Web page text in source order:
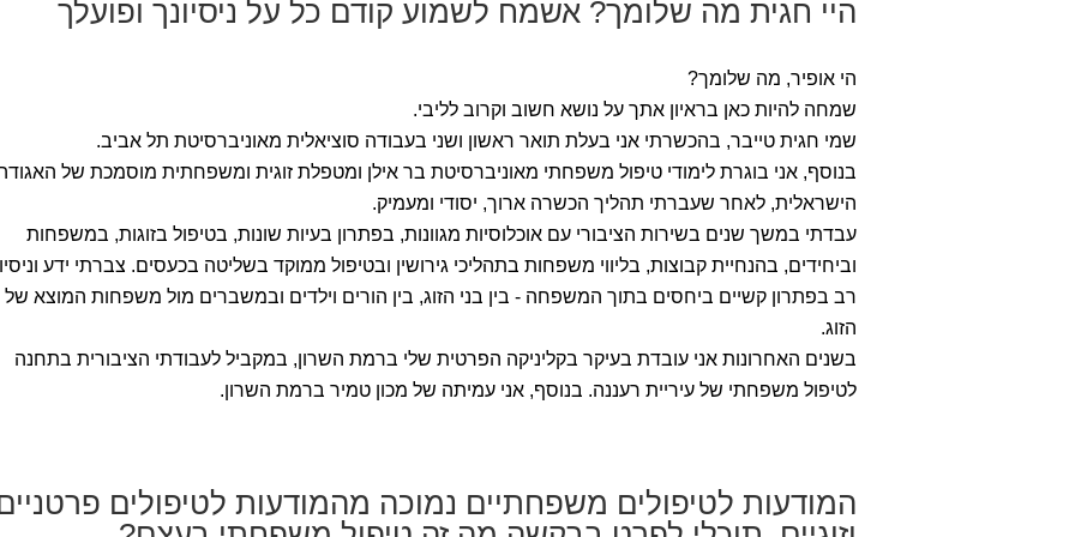
היי חגית מה שלומך? אשמח לשמוע קודם כל על ניסיונך ופועלך
הי אופיר, מה שלומך?
שמחה להיות כאן בראיון אתך על נושא חשוב וקרוב לליבי.
שמי חגית טייבר, בהכשרתי אני בעלת תואר ראשון ושני בעבודה סוציאלית מאוניברסיטת תל אביב.
בנוסף, אני בוגרת לימודי טיפול משפחתי מאוניברסיטת בר אילן ומטפלת זוגית ומשפחתית מוסמכת של
הישראלית, לאחר שעברתי תהליך הכשרה ארוך, יסודי ומעמיק.
עבדתי במשך שנים בשירות הציבורי עם אוכלוסיות מגוונות, בפתרון בעיות שונות, בטיפול בזוגות, במשפחות
וביחידים, בהנחיית קבוצות, בליווי משפחות בתהליכי גירושין ובטיפול ממוקד בשליטה בכעסים. צברתי ידע
רב בפתרון קשיים ביחסים בתוך המשפחה - בין בני הזוג, בין הורים וילדים ובמשברים מול משפחות המוצא של
הזוג.
בשנים האחרונות אני עובדת בעיקר בקליניקה הפרטית שלי ברמת השרון, במקביל לעבודתי הציבורית בתחנה
לטיפול משפחתי של עיריית רעננה. בנוסף, אני עמיתה של מכון טמיר ברמת השרון.
המודעות לטיפולים משפחתיים נמוכה מהמודעות לטיפולים